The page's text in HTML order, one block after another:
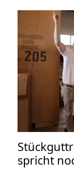
spricht